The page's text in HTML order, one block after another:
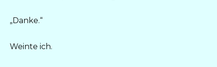
„Danke.“
Weinte ich.